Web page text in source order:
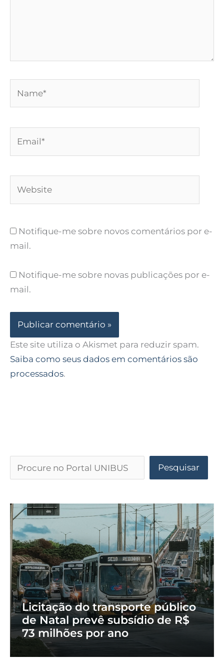
Notifique-me sobre novos comentários por e-
mail.
Notifique-me sobre novas publicações por e-
mail.
Este site utiliza o Akismet para reduzir spam.
Saiba como seus dados em comentários são
processados.
Pesquisar
Licitação do transporte público
de Natal prevê subsídio de R$
73 milhões por ano